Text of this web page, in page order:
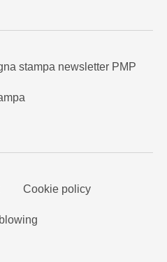
stampa newsletter PMP
Cookie policy